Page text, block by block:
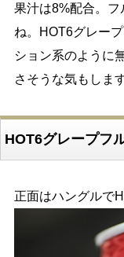
果汁は8%配合。
ね。HOT6グレー
ション系のように
さそうな気もします
HOT6グレープフ
正面はハングルで